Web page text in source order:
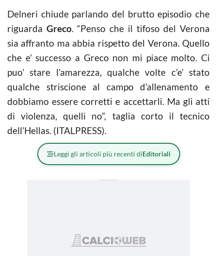
Delneri chiude parlando del brutto episodio che
riguarda Greco. “Penso che il tifoso del Verona
sia affranto ma abbia rispetto del Verona. Quello
che e’ successo a Greco non mi piace molto. Ci
puo’ stare l’amarezza, qualche volte c’e’ stato
qualche striscione al campo d’allenamento e
dobbiamo essere corretti e accettarli. Ma gli atti
di violenza, quelli no”, taglia corto il tecnico
dell’Hellas. (ITALPRESS).
Leggi gli articoli più recenti diEditoriali